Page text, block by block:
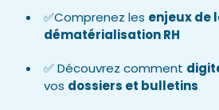
✅Comprenez les enjeux de
dématérialisation RH
✅ Découvrez comment
vos dossiers et bulletins